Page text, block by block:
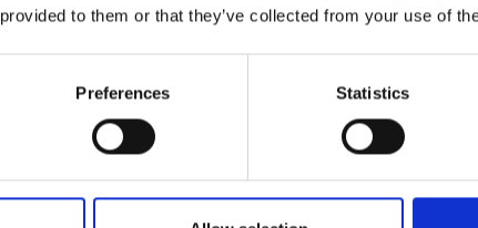
to them or that they’ve collected from your use of
Preferences Statistics